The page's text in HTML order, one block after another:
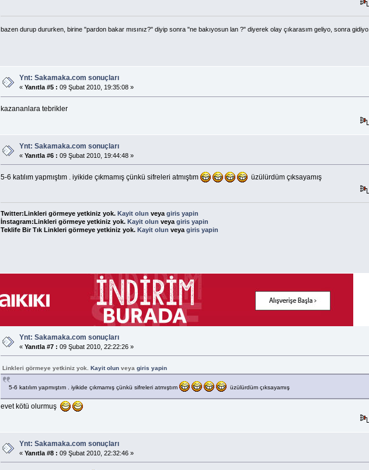
bazen durup dururken, birine "pardon bakar mısınız?" diyip sonra "ne bakıyosun lan ?" diyerek olay çıkarasım geliyo, sonra gidiyo.
Ynt: Sakamaka.com sonuçları
« Yanıtla #5 : 09 Şubat 2010, 19:35:08 »
kazananlara tebrikler
Ynt: Sakamaka.com sonuçları
« Yanıtla #6 : 09 Şubat 2010, 19:44:48 »
5-6 katılım yapmıştım . iyikide çıkmamış çünkü sifreleri atmıştım üzülürdüm çıksayamış
Twitter:Linkleri görmeye yetkiniz yok. Kayit olun veya giris yapin
İnstagram:Linkleri görmeye yetkiniz yok. Kayit olun veya giris yapin
Teklife Bir Tık Linkleri görmeye yetkiniz yok. Kayit olun veya giris yapin
Ynt: Sakamaka.com sonuçları
« Yanıtla #7 : 09 Şubat 2010, 22:22:26 »
Linkleri görmeye yetkiniz yok. Kayit olunveya giris yapin
5-6 katılım yapmıştım . iyikide çıkmamış çünkü sifreleri atmıştım üzülürdüm çıksayamış
evet kötü olurmuş
Ynt: Sakamaka.com sonuçları
« Yanıtla #8 : 09 Şubat 2010, 22:32:46 »